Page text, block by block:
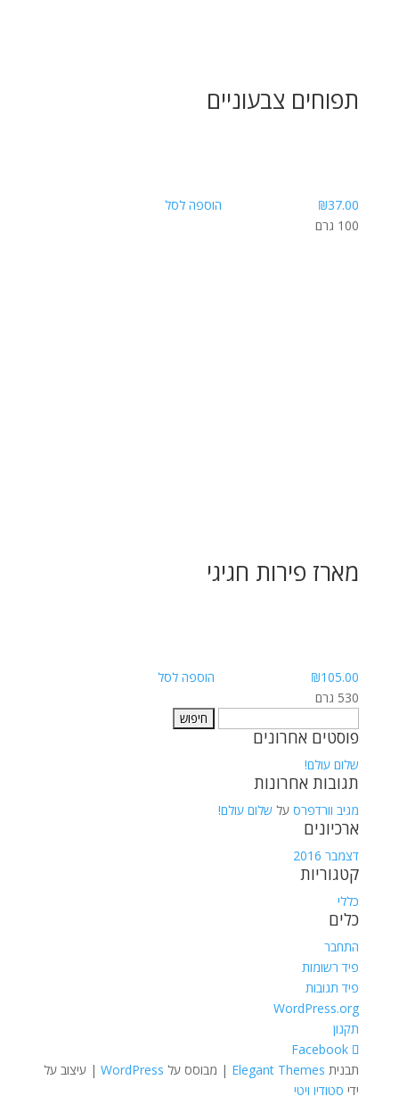
תפוחים צבעוניים
₪37.00
הוספה לסל
100 גרם
מארז פירות חגיגי
₪105.00
הוספה לסל
530 גרם
פוסטים אחרונים
שלום עולם!
תגובות אחרונות
מגיב וורדפרסעל שלום עולם!
ארכיונים
דצמבר 2016
קטגוריות
כללי
כלים
התחבר
פיד רשומות
פיד תגובות
WordPress.org
תקנון
תבנית Elegant Themes | מבוסס על WordPress| עיצוב על
ידי סטודיו ויטי